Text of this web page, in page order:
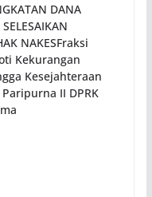
DANA
NAKESFraksi
Kekurangan
Kesejahteraan
II DPRK